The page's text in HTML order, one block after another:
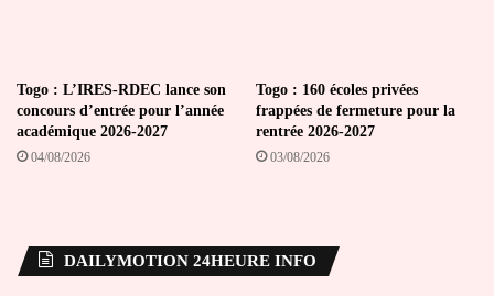
Togo : L’IRES-RDEC lance son
concours d’entrée pour l’année
académique 2026-2027
04/08/2026
Togo : 160 écoles privées
frappées de fermeture pour la
rentrée 2026-2027
03/08/2026
DAILYMOTION 24HEURE INFO